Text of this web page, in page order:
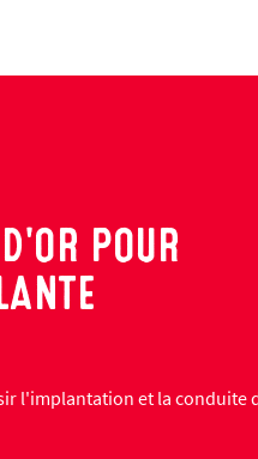
POUR
l'implantation et la conduite